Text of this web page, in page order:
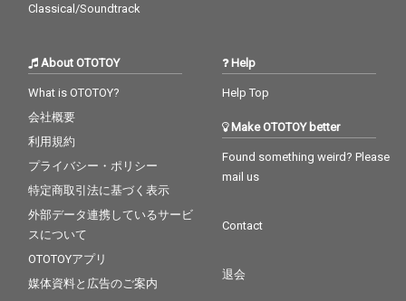
Classical/Soundtrack
About OTOTOY
What is OTOTOY?
会社概要
利用規約
プライバシー・ポリシー
特定商取引法に基づく表示
外部データ連携しているサービ
スについて
OTOTOYアプリ
媒体資料と広告のご案内
Help
Help Top
Make OTOTOY better
Found something weird? Please
mail us
Contact
退会